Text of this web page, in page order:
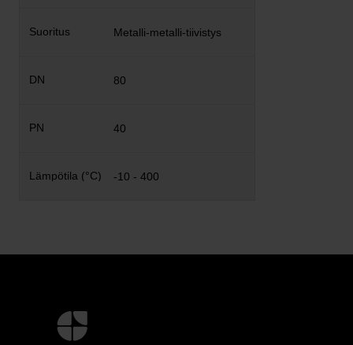
Metalli-metalli-tiivistys
80
40
-10 - 400
Lisätietoja